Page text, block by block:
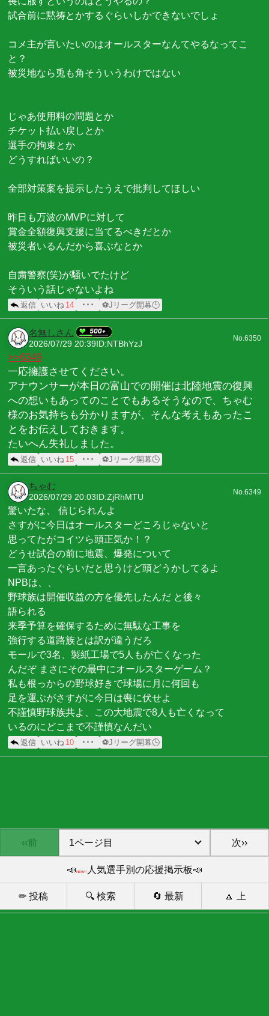
試合前に黙祷とかするぐらいしかできないでしょ
コメ主が言いたいのはオールスターなんてやるなってこ
と？
被災地なら兎も角そういうわけではない
じゃあ使用料の問題とか
チケット払い戻しとか
選手の拘束とか
どうすればいいの？
全部対策案を提示したうえで批判してほしい
昨日も万波のMVPに対して
賞金全額復興支援に当てるべきだとか
被災者いるんだから喜ぶなとか
自粛警察(笑)が騒いでたけど
そういう話じゃないよね
返信 いいね 14 ･･･ ⚽Jリーグ開幕🕒
名無しさん
2026/07/29 20:39 ID:NTBhYzJ
No.6350
>>6349
一応擁護させてください。
アナウンサーが本日の富山での開催は北陸地震の復興
への想いもあってのことでもあるそうなので、ちゃむ
様のお気持ちも分かりますが、そんな考えもあったこ
とをお伝えしておきます。
たいへん失礼しました。
返信 いいね 15 ･･･ ⚽Jリーグ開幕🕒
ちゃむ
2026/07/29 20:03 ID:ZjRhMTU
No.6349
驚いたな、 信じられんよ
さすがに今日はオールスターどころじゃないと
思ってたがコイツら頭正気か！？
どうせ試合の前に地震、爆発について
一言あったぐらいだと思うけど頭どうかしてるよ
NPBは、、
野球族は開催収益の方を優先したんだ と後々
語られる
来季予算を確保するために無駄な工事を
強行する道路族とは訳が違うだろ
モールで3名、製紙工場で5人もが亡くなった
んだぞ まさにその最中にオールスターゲーム？
私も根っからの野球好きで球場に月に何回も
足を運ぶがさすがに今日は喪に伏せよ
不謹慎野球族共よ、この大地震で8人も亡くなって
いるのにどこまで不謹慎なんだい
返信 いいね 10 ･･･ ⚽Jリーグ開幕🕒
‹‹前 次››
📣NEW!!人気選手別の応援掲示板📣
✏ 投稿 🔍 検索 🔄 最新 🔼 上